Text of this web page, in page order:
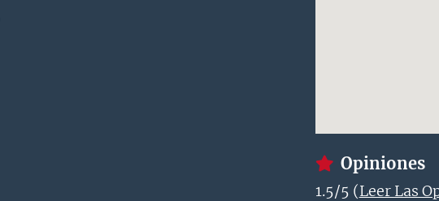
Opiniones
1.5/5 (Leer Las